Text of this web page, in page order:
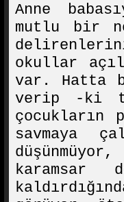
Anne
mutlu bir
okullar
var. Hatta
verip -ki
çocukların
savmaya
karamsar